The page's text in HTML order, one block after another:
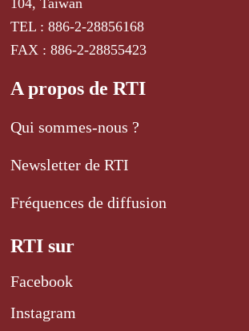
TEL : 886-2-28856168
FAX : 886-2-28855423
A propos de RTI
Qui sommes-nous ?
Newsletter de RTI
Fréquences de diffusion
RTI sur
Facebook
Instagram